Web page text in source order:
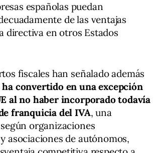
españolas puedan
de las ventajas
directiva en otros Estados
fiscales han señalado además
ha convertido en una excepción
al no haber incorporado todavía
franquicia del IVA, una
organizaciones
asociaciones de autónomos,